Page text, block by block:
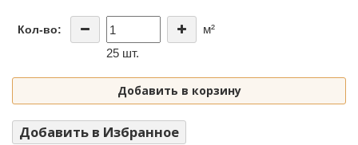
Кол-во:
м²
25 шт.
Добавить в корзину
Добавить в Избранное